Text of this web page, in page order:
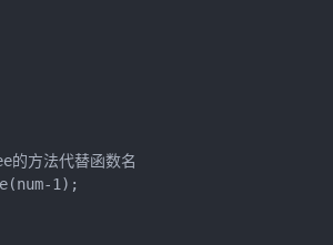
方法代替函数名
1);